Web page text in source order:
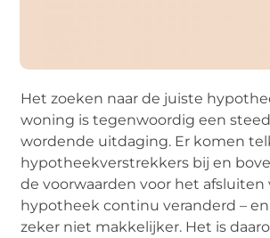
Het zoeken naar de juiste
woning is tegenwoordig een
wordende uitdaging. Er komen
hypotheekverstrekkers bij en
de voorwaarden voor het afsluiten
hypotheek continu veranderd –
zeker niet makkelijker. Het is